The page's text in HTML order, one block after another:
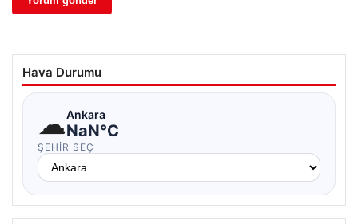
Hava Durumu
☁Ankara
NaN°C
ŞEHIR SEÇ